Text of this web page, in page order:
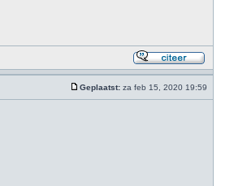
Geplaatst: za feb 15, 2020 19:59